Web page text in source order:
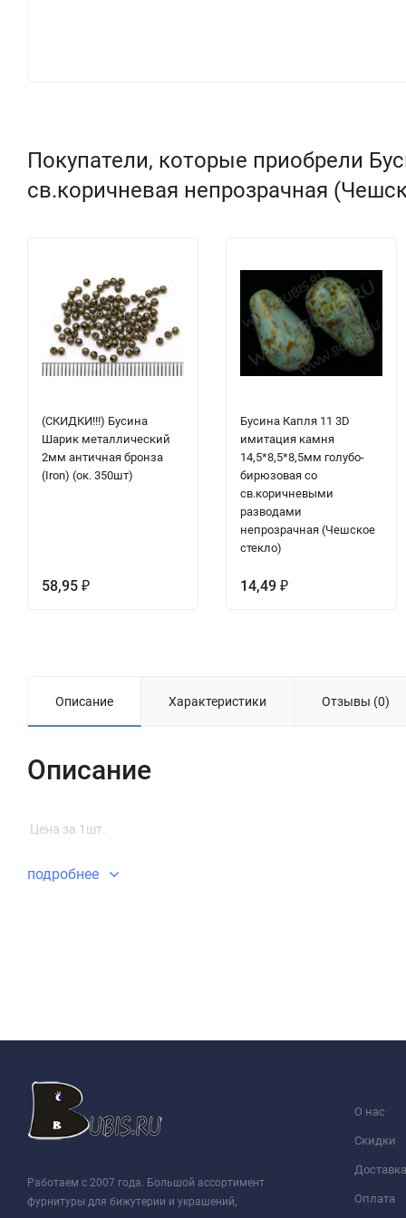
Покупатели, которые приобрели
св.коричневая непрозрачная
(СКИДКИ!!!) Бусина
Шарик металлический
2мм античная бронза
(Iron) (ок. 350шт)
58,95 ₽
Бусина Капля 11 3D
имитация камня
14,5*8,5*8,5мм голубо-
бирюзовая со
св.коричневыми
разводами
непрозрачная (Чешское
стекло)
14,49 ₽
Описание Характеристики Отзывы (0)
Описание
Цена за 1шт.
подробнее
Работаем с 2007 года. Большой ассортимент
фурнитуры для бижутерии и украшений,
О нас
Скидки
Доставка
Оплата